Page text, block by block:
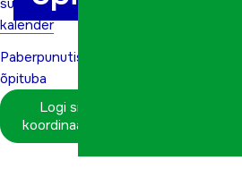
sündmuste
kalender
Paberpunutiste
õpituba
Logi sisse
koordinaatorina